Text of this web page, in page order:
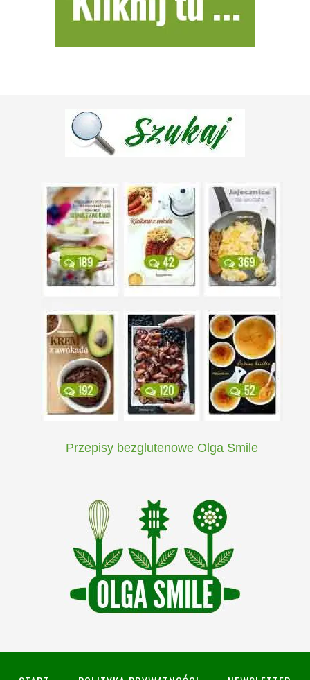
Przepisy bezglutenowe Olga Smile